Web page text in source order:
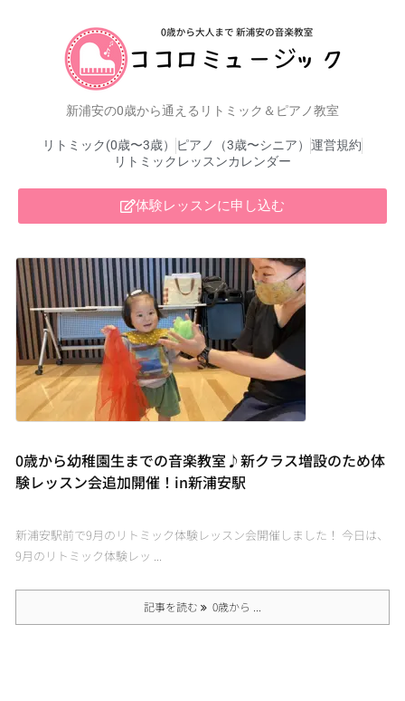
新浦安の0歳から通えるリトミック＆ピアノ教室
リトミック(0歳〜3歳） ピアノ（3歳〜シニア） 運営規約
リトミックレッスンカレンダー
体験レッスンに申し込む
0歳から幼稚園生までの音楽教室♪新クラス増設のため体
験レッスン会追加開催！in新浦安駅
新浦安駅前で9月のリトミック体験レッスン会開催しました！ 今日は、
9月のリトミック体験レッ ...
記事を読む 0歳から ...